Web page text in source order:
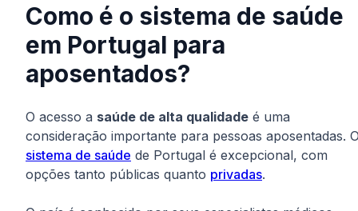
Como é o sistema de saúde
em Portugal para
aposentados?
O acesso a saúde de alta qualidade é uma
consideração importante para pessoas aposentadas.
sistema de saúde de Portugal é excepcional, com
opções tanto públicas quanto privadas.